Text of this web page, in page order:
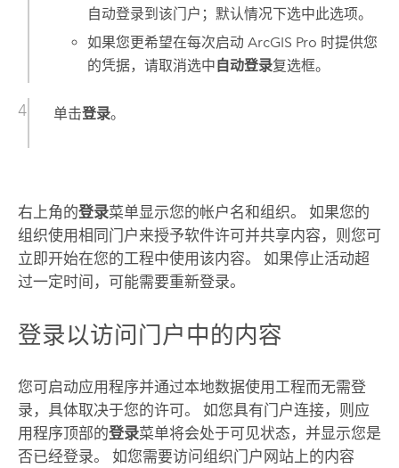
自动登录到该门户；默认情况下选中此选项。
如果您更希望在每次启动ArcGIS Pro 时提供您
的凭据，请取消选中 自动登录复选框。
单击登录。
右上角的登录菜单显示您的帐户名和组织。 如果您的
组织使用相同门户来授予软件许可并共享内容，则您可
立即开始在您的工程中使用该内容。 如果停止活动超
过一定时间，可能需要重新登录。
登录以访问门户中的内容
您可启动应用程序并通过本地数据使用工程而无需登
录，具体取决于您的许可。 如您具有门户连接，则应
用程序顶部的登录菜单将会处于可见状态，并显示您是
否已经登录。 如您需要访问组织门户网站上的内容